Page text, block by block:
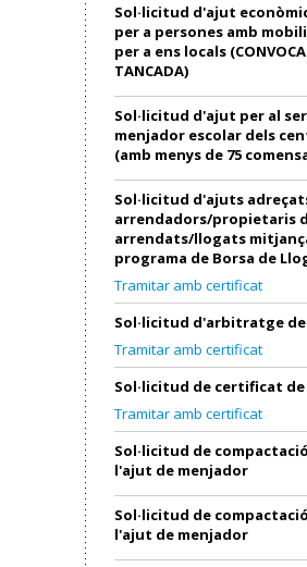
Sol·licitud d'ajut
per a persones amb
per a ens locals
TANCADA)
Sol·licitud d'ajut per al
menjador escolar dels
(amb menys de 75
Sol·licitud d'ajuts
arrendadors/propietaris
arrendats/llogats
programa de Borsa de
Tramitar amb certificat
Sol·licitud d'arbitratge
Tramitar amb certificat
Sol·licitud de certificat
Tramitar amb certificat
Sol·licitud de
l'ajut de menjador
Sol·licitud de
l'ajut de menjador